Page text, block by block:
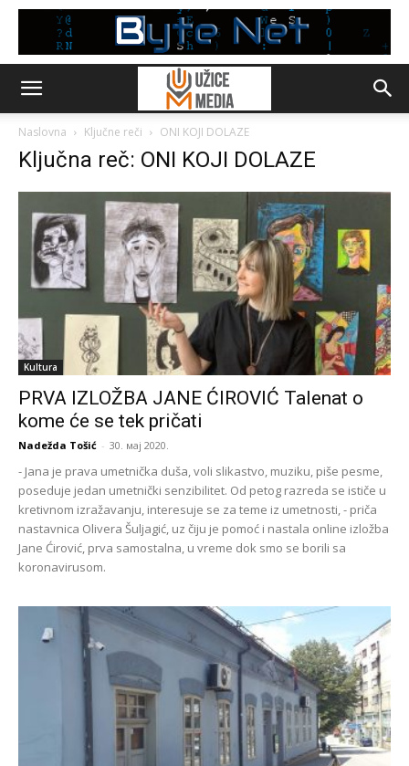
Naslovna Ključne reči ONI KOJI DOLAZE
Ključna reč: ONI KOJI DOLAZE
Kultura
PRVA IZLOŽBA JANE ĆIROVIĆ Talenat o
kome će se tek pričati
Nadežda Tošić - 30. мај 2020.
- Jana je prava umetnička duša, voli slikastvo, muziku, piše pesme,
poseduje jedan umetnički senzibilitet. Od petog razreda se ističe u
kretivnom izražavanju, interesuje se za teme iz umetnosti, - priča
nastavnica Olivera Šuljagić, uz čiju je pomoć i nastala online izložba
Jane Ćirović, prva samostalna, u vreme dok smo se borili sa
koronavirusom.